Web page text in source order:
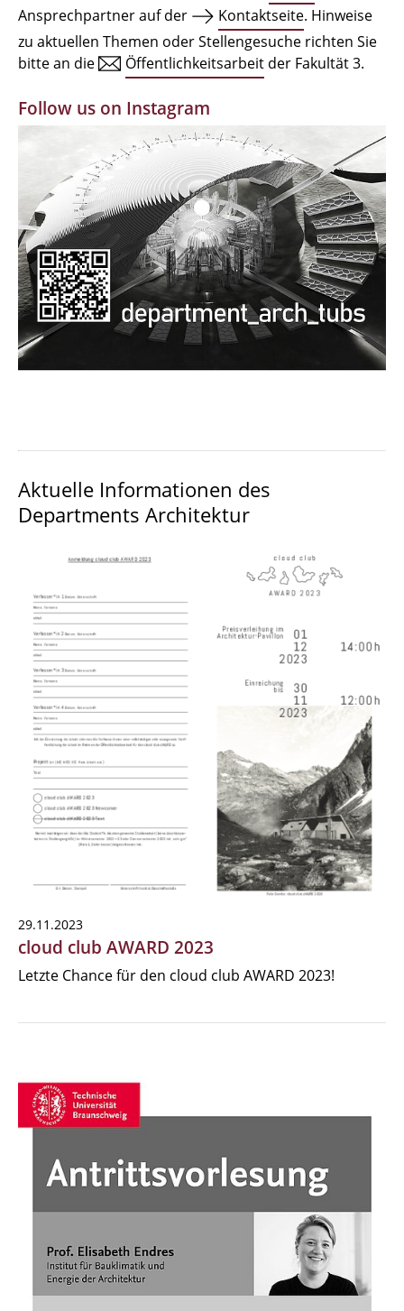
Einrichtungen
Zeichensäle
MBW | Modellbauwerkstatt
Alumni | cloud club
Dokumente und Downloads
Ansprechpartner auf der
Kontaktseite. Hinweise
zu aktuellen Themen oder Stellengesuche richten Sie
bitte an die
Öffentlichkeitsarbeit der Fakultät 3.
Follow us on Instagram
Aktuelle Informationen des
Departments Architektur
29.11.2023
cloud club AWARD 2023
Letzte Chance für den cloud club AWARD 2023!